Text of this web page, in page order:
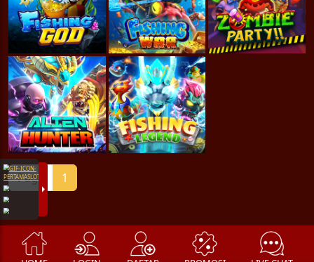
Page 1